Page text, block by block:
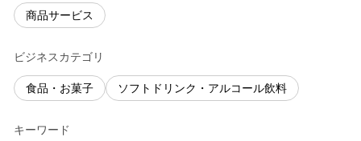
商品サービス
ビジネスカテゴリ
食品・お菓子 ソフトドリンク・アルコール飲料
キーワード